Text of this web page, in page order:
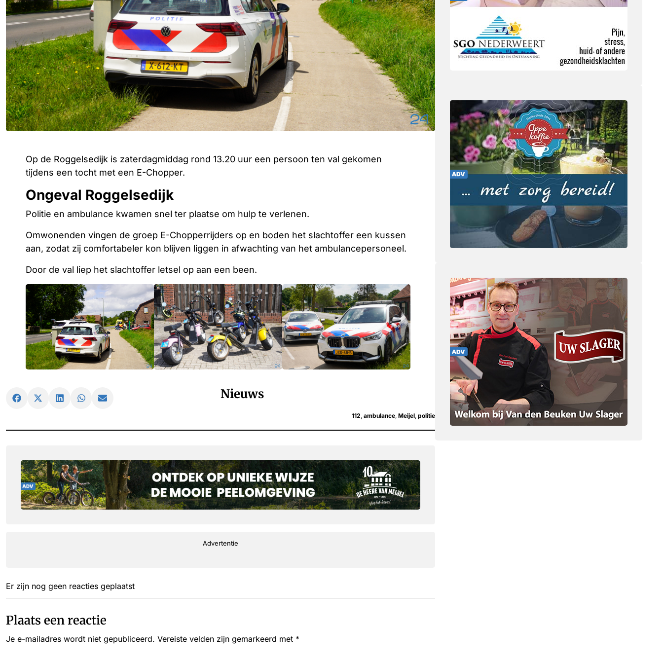
Op de Roggelsedijk is zaterdagmiddag rond 13.20 uur een persoon ten val gekomen
tijdens een tocht met een E-Chopper.
Ongeval Roggelsedijk
Politie en ambulance kwamen snel ter plaatse om hulp te verlenen.
Omwonenden vingen de groep E-Chopperrijders op en boden het slachtoffer een kussen
aan, zodat zij comfortabeler kon blijven liggen in afwachting van het ambulancepersoneel.
Door de val liep het slachtoffer letsel op aan een been.
Nieuws
112 ambulance Meijel politie
Advertentie
Er zijn nog geen reacties geplaatst
Plaats een reactie
Je e-mailadres wordt niet gepubliceerd. Vereiste velden zijn gemarkeerd met *